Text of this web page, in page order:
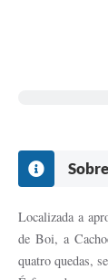
Localizada a
de Boi, a
quatro quedas,